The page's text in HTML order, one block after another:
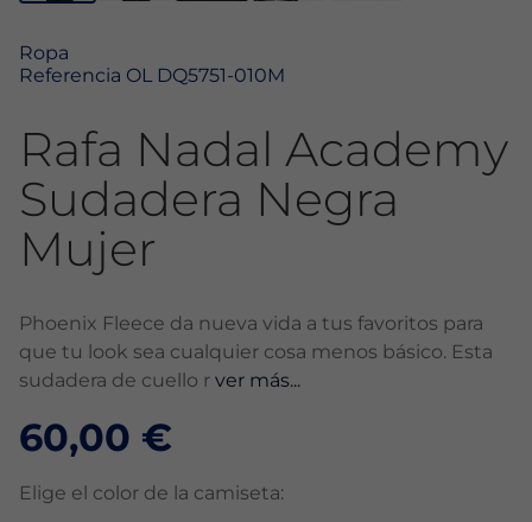
Ropa
Referencia OL DQ5751-010M
Rafa Nadal Academy
Sudadera Negra
Mujer
Phoenix Fleece da nueva vida a tus favoritos para
que tu look sea cualquier cosa menos básico. Esta
sudadera de cuello r ver más...
60,00 €
Elige el color de la camiseta: